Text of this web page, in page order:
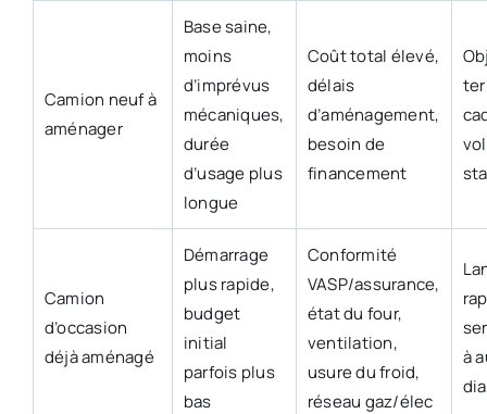
Camion neuf à
aménager
Base saine,
moins
d’imprévus
mécaniques,
durée
d’usage plus
longue
Coût total élevé,
délais
d’aménagement,
besoin de
financement
Camion
d’occasion
déjà aménagé
Démarrage
plus rapide,
budget
initial
parfois plus
bas
Conformité
VASP/assurance,
état du four,
ventilation,
usure du froid,
réseau gaz/élec
à